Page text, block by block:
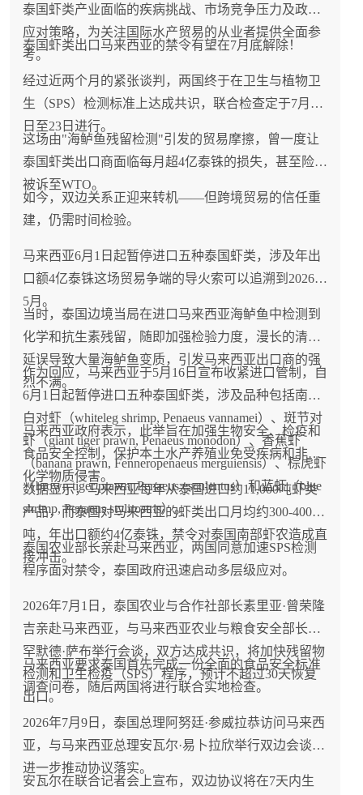
泰国虾类产业面临的疾病挑战、市场竞争压力及政府
应对策略，为关注国际水产贸易的从业者提供全面参
考。
泰国虾类出口马来西亚的禁令有望在7月底解除！
经过近两个月的紧张谈判，两国终于在卫生与植物卫
生（SPS）检测标准上达成共识，联合检查定于7月21
日至23日进行。
这场由"海鲈鱼残留检测"引发的贸易摩擦，曾一度让
泰国虾类出口商面临每月超4亿泰铢的损失，甚至险些
被诉至WTO。
如今，双边关系正迎来转机——但跨境贸易的信任重
建，仍需时间检验。
马来西亚6月1日起暂停进口五种泰国虾类，涉及年出
口额4亿泰铢这场贸易争端的导火索可以追溯到2026年
5月。
当时，泰国边境当局在进口马来西亚海鲈鱼中检测到
化学和抗生素残留，随即加强检验力度，漫长的清关
延误导致大量海鲈鱼变质，引发马来西亚出口商的强
烈不满。
作为回应，马来西亚于5月16日宣布收紧进口管制，自
6月1日起暂停进口五种泰国虾类，涉及品种包括南美
白对虾（whiteleg shrimp, Penaeus vannamei）、斑节对
虾（giant tiger prawn, Penaeus monodon）、香蕉虾
（banana prawn, Fenneropenaeus merguiensis）、棕虎虾
（brown tiger prawn, Penaeus esculentus）和蓝虾（blue
shrimp, Penaeus stylirostris）。
马来西亚政府表示，此举旨在加强生物安全、检疫和
食品安全控制，保护本土水产养殖业免受疾病和非法
化学物质侵害。
数据显示，马来西亚每年从泰国进口约11,000吨虾类
产品，而泰国对马来西亚的虾类出口月均约300-400
吨，年出口额约4亿泰铢，禁令对泰国南部虾农造成直
接冲击。
泰国农业部长亲赴马来西亚，两国同意加速SPS检测
程序面对禁令，泰国政府迅速启动多层级应对。
2026年7月1日，泰国农业与合作社部长素里亚·曾荣隆
吉亲赴马来西亚，与马来西亚农业与粮食安全部长穆
罕默德·萨布举行会谈，双方达成共识，将加快残留物
检测和卫生检疫（SPS）程序，预计不超过30天恢复
出口。
马来西亚要求泰国首先完成一份全面的食品安全标准
调查问卷，随后两国将进行联合实地检查。
2026年7月9日，泰国总理阿努廷·参威拉恭访问马来西
亚，与马来西亚总理安瓦尔·易卜拉欣举行双边会谈，
进一步推动协议落实。
安瓦尔在联合记者会上宣布，双边协议将在7天内生